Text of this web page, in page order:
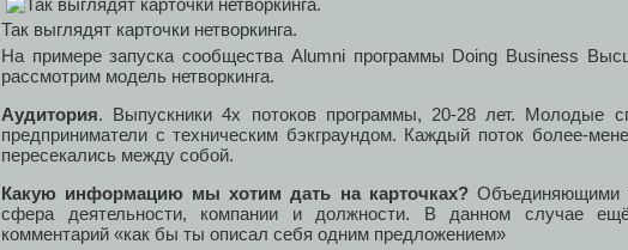
Так выглядят карточки нетворкинга.
На примере запуска сообщества Alumni программы Doing Business
рассмотрим модель нетворкинга.
Аудитория. Выпускники 4х потоков программы, 20-28 лет. Молодые
предприниматели с техническим бэкграундом. Каждый поток более-
пересекались между собой.
Какую информацию мы хотим дать на карточках?Объединяющими
сфера деятельности, компании и должности. В данном случае
комментарий «как бы ты описал себя одним предложением»